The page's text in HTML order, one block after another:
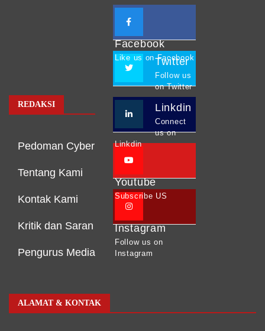
REDAKSI
Pedoman Cyber
Tentang Kami
Kontak Kami
Kritik dan Saran
Pengurus Media
Facebook
Like us on Facebook
Twitter
Follow us
on Twitter
Linkdin
Connect
us on
Linkdin
Youtube
Subscribe US
Instagram
Follow us on
Instagram
ALAMAT & KONTAK